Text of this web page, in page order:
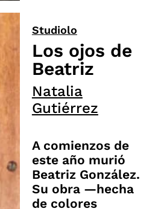
Studiolo
Los ojos de
Beatriz
Natalia
Gutiérrez
A comienzos de
este año murió
Beatriz González.
Su obra —hecha
de colores